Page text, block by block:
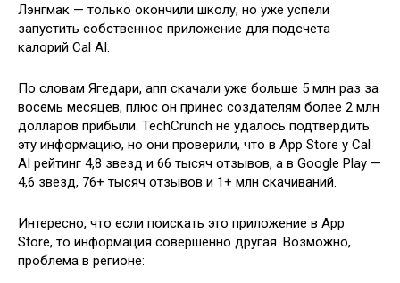
Лэнгмак — только окончили школу, но уже успели
запустить собственное приложение для подсчета
калорий Cal AI.
По словам Ягедари, апп скачали уже больше 5 млн раз за
восемь месяцев, плюс он принес создателям более 2 млн
долларов прибыли. TechCrunch не удалось подтвердить
эту информацию, но они проверили, что в App Store у Cal
AI рейтинг 4,8 звезд и 66 тысяч отзывов, а в Google Play —
4,6 звезд, 76+ тысяч отзывов и 1+ млн скачиваний.
Интересно, что если поискать это приложение в App
Store, то информация совершенно другая. Возможно,
проблема в регионе: